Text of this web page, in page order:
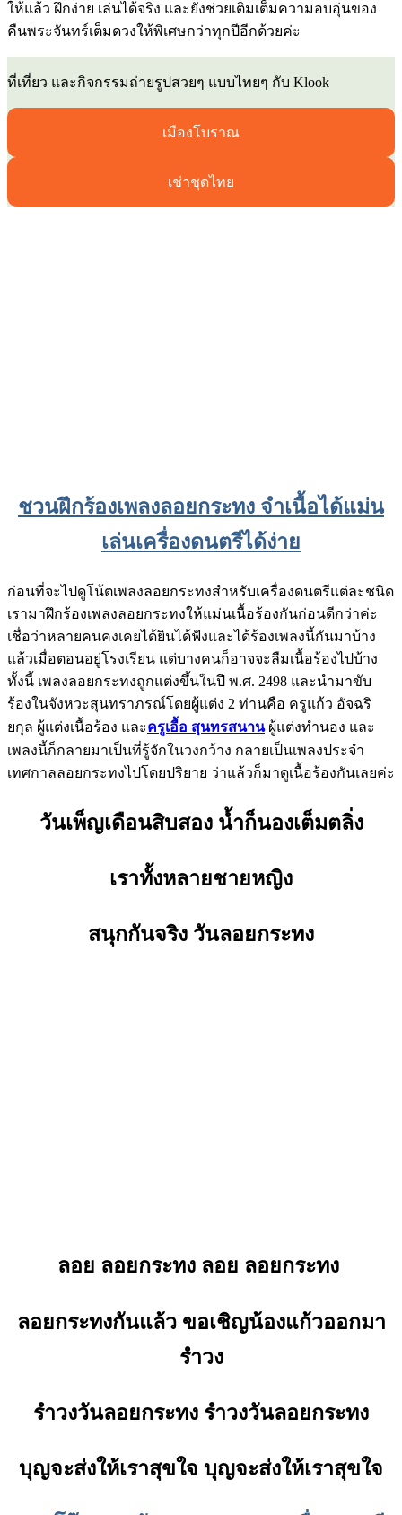
ให้แล้ว ฝึกง่าย เล่นได้จริง และยังช่วยเติมเต็มความอบอุ่นของ
คืนพระจันทร์เต็มดวงให้พิเศษกว่าทุกปีอีกด้วยค่ะ
ที่เที่ยว และกิจกรรมถ่ายรูปสวยๆ แบบไทยๆ กับ Klook
เมืองโบราณ
เช่าชุดไทย
ชวนฝึกร้องเพลงลอยกระทง จำเนื้อได้แม่น
เล่นเครื่องดนตรีได้ง่าย
ก่อนที่จะไปดูโน้ตเพลงลอยกระทงสำหรับเครื่องดนตรีแต่ละชนิด
เรามาฝึกร้องเพลงลอยกระทงให้แม่นเนื้อร้องกันก่อนดีกว่าค่ะ
เชื่อว่าหลายคนคงเคยได้ยินได้ฟังและได้ร้องเพลงนี้กันมาบ้าง
แล้วเมื่อตอนอยู่โรงเรียน แต่บางคนก็อาจจะลืมเนื้อร้องไปบ้าง
ทั้งนี้ เพลงลอยกระทงถูกแต่งขึ้นในปี พ.ศ. 2498 และนำมาขับ
ร้องในจังหวะสุนทราภรณ์โดยผู้แต่ง 2 ท่านคือ ครูแก้ว อัจฉริ
ยกุล ผู้แต่งเนื้อร้อง และครูเอื้อ สุนทรสนานผู้แต่งทำนอง และ
เพลงนี้ก็กลายมาเป็นที่รู้จักในวงกว้าง กลายเป็นเพลงประจำ
เทศกาลลอยกระทงไปโดยปริยาย ว่าแล้วก็มาดูเนื้อร้องกันเลยค่ะ
วันเพ็ญเดือนสิบสอง น้ำก็นองเต็มตลิ่ง
เราทั้งหลายชายหญิง
สนุกกันจริง วันลอยกระทง
ลอย ลอยกระทง ลอย ลอยกระทง
ลอยกระทงกันแล้ว ขอเชิญน้องแก้วออกมา
รำวง
รำวงวันลอยกระทง รำวงวันลอยกระทง
บุญจะส่งให้เราสุขใจ บุญจะส่งให้เราสุขใจ